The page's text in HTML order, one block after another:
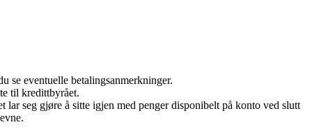
se eventuelle betalingsanmerkninger.
til kredittbyrået.
seg gjøre å sitte igjen med penger disponibelt på konto ved slutt